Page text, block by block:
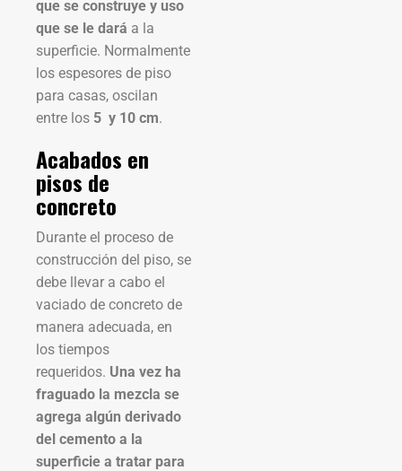
que se construye y uso
que se le dará a la
superficie. Normalmente
los espesores de piso
para casas, oscilan
entre los 5 y 10 cm.
Acabados en
pisos de
concreto
Durante el proceso de
construcción del piso, se
debe llevar a cabo el
vaciado de concreto de
manera adecuada, en
los tiempos
requeridos. Una vez ha
fraguado la mezcla se
agrega algún derivado
del cemento a la
superficie a tratar para